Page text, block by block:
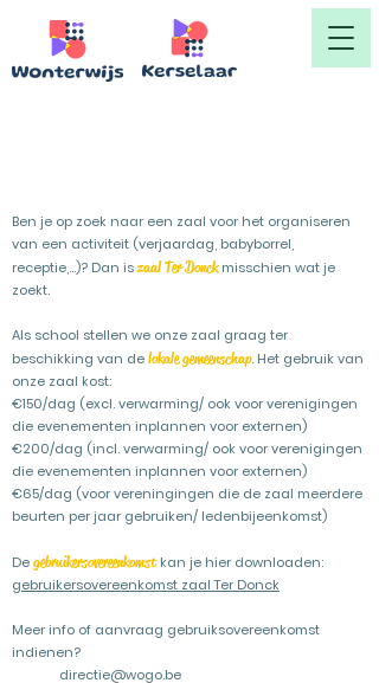
Ben je op zoek naar een zaal voor het organiseren
van een activiteit (verjaardag, babyborrel,
receptie,...)? Dan iszaal Ter Donckmisschien wat je
zoekt.
Als school stellen we onze zaal graag ter
beschikking van delokale gemeenschap. Het gebruik van
onze zaal kost:
€150/dag (excl. verwarming/ ook voor verenigingen
die evenementen inplannen voor externen)
€200/dag (incl. verwarming/ ook voor verenigingen
die evenementen inplannen voor externen)
€65/dag (voor vereningingen die de zaal meerdere
beurten per jaar gebruiken/ ledenbijeenkomst)
Degebruikersovereenkomstkan je hier downloaden:
gebruikersovereenkomst zaal Ter Donck
Meer info of aanvraag gebruiksovereenkomst
indienen?
directie@wogo.be